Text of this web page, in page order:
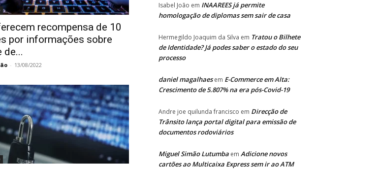
recompensa de 10
por informações sobre
de...
- 13/08/2022
Isabel João em INAAREES já permite
homologação de diplomas sem sair de casa
Hermegildo Joaquim da Silva em Tratou o Bilhete
de Identidade? Já podes saber o estado do seu
processo
daniel magalhaesem E-Commerce em Alta:
Crescimento de 5.807% na era pós-Covid-19
Andre joe quilunda francisco em Direcção de
Trânsito lança portal digital para emissão de
documentos rodoviários
Miguel Simão Lutumba em Adicione novos
cartões ao Multicaixa Express sem ir ao ATM